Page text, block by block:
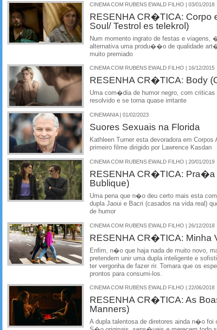
CINEMA COM RUBENS EWALD FILHO | 03/01/2018
RESENHA CR�TICA: Corpo
Soul/ Testrol es telekrol)
Num momento ingrato de festas e viagens,
alternativa uma produ��o de qualidade
muito premiado
CINEMA COM RUBENS EWALD FILHO | 16/12/2015
RESENHA CR�TICA: Body
Uma com�dia de humor negro, com
resolvido e se torna quase irritante
CINEMANIA | 01/02/2023
Suores Sexuais na Florida
Kathleen Turner esta devoradora em
primeiro filme dirigido por Lawrence Kasdan
CINEMA COM RUBENS EWALD FILHO | 20/01/2019
RESENHA CR�TICA:
Bublique)
Uma pena que n�o deu certo mais esta
dupla Jaoui e Bacri (casados na vida real)
de humor
CINEMA COM RUBENS EWALD FILHO | 26/12/2018
RESENHA CR�TICA: Minha
Enfim, n�o que haja nada de muito novo,
pretendem unir uma dupla inteligente e
ter vergonha de fazer rir. Tomara que os
prontos para consumi-los.
CINEMA COM RUBENS EWALD FILHO | 22/06/2018
RESENHA CR�TICA: As
Manners)
A dupla talentosa de diretores ainda n�o foi